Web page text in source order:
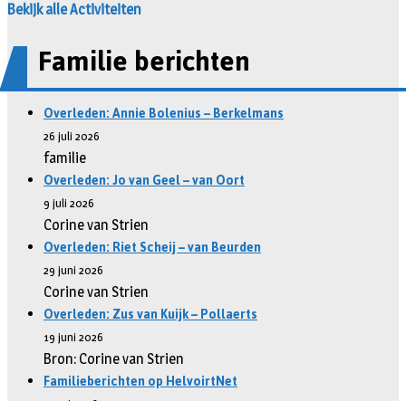
Bekijk alle Activiteiten
Familie berichten
Overleden: Annie Bolenius – Berkelmans
26 juli 2026
familie
Overleden: Jo van Geel – van Oort
9 juli 2026
Corine van Strien
Overleden: Riet Scheij – van Beurden
29 juni 2026
Corine van Strien
Overleden: Zus van Kuijk – Pollaerts
19 juni 2026
Bron: Corine van Strien
Familieberichten op HelvoirtNet